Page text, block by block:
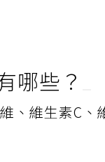
哪些？
、維生素C、